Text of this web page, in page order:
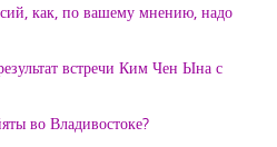
как, по вашему мнению, надо
встречи Ким Чен Ына с
во Владивостоке?